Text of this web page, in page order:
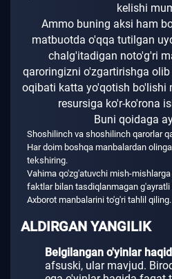
kelishi
Ammo buning aksi ham
matbuotda o'qqa tutilgan
chalg'itadigan noto'g'ri
qaroringizni o'zgartirishga
oqibati katta yo'qotish bo'lishi
resursiga ko'r-ko'rona
Buni qoidaga
Shoshilinch va shoshilinch qarorlar
Har doim boshqa manbalardan
tekshiring.
Vahima qo'zg'atuvchi mish-
faktlar bilan tasdiqlanmagan
Axborot manbalarini to'g'ri tahlil qiling.
ALDIRGAN YANGILIK
Belgilangan o'yinlar
afsuski, ular mavjud.